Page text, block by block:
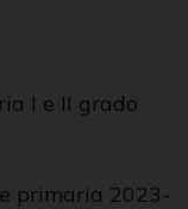
I e II grado
primaria 2023-